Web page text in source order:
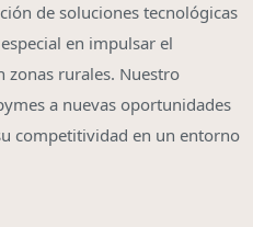
de soluciones tecnológicas
en impulsar el
zonas rurales. Nuestro
a nuevas oportunidades
competitividad en un entorno